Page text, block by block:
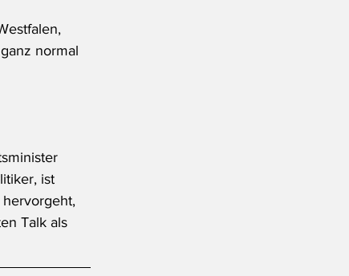
normal
ist
Talk als